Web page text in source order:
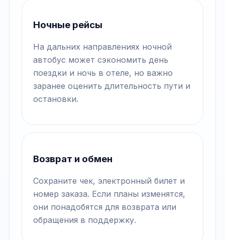
Ночные рейсы
На дальних направлениях ночной
автобус может сэкономить день
поездки и ночь в отеле, но важно
заранее оценить длительность пути и
остановки.
Возврат и обмен
Сохраните чек, электронный билет и
номер заказа. Если планы изменятся,
они понадобятся для возврата или
обращения в поддержку.